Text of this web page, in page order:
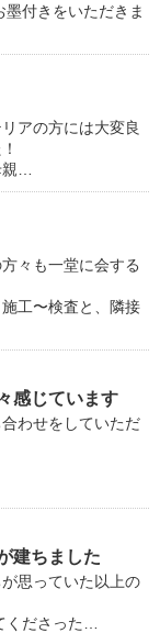
付きをいただきま
アの方には大変良
…
々も一堂に会する
工〜検査と、隣接
感じています
わせをしていただ
建ちました
思っていた以上の
くださった…